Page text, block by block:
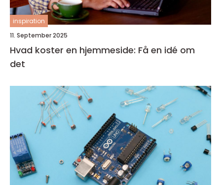
inspiration
11. September 2025
Hvad koster en hjemmeside: Få en idé om
det